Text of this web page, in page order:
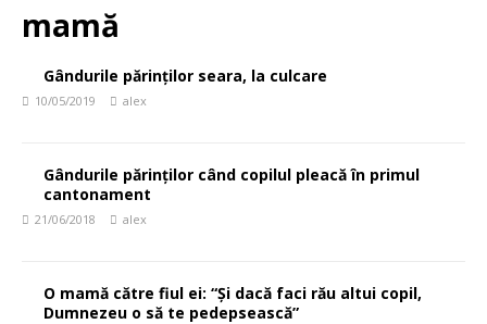
mamă
Gândurile părinților seara, la culcare
10/05/2019 alex
Gândurile părinților când copilul pleacă în primul
cantonament
21/06/2018 alex
O mamă către fiul ei: “Și dacă faci rău altui copil,
Dumnezeu o să te pedepsească”